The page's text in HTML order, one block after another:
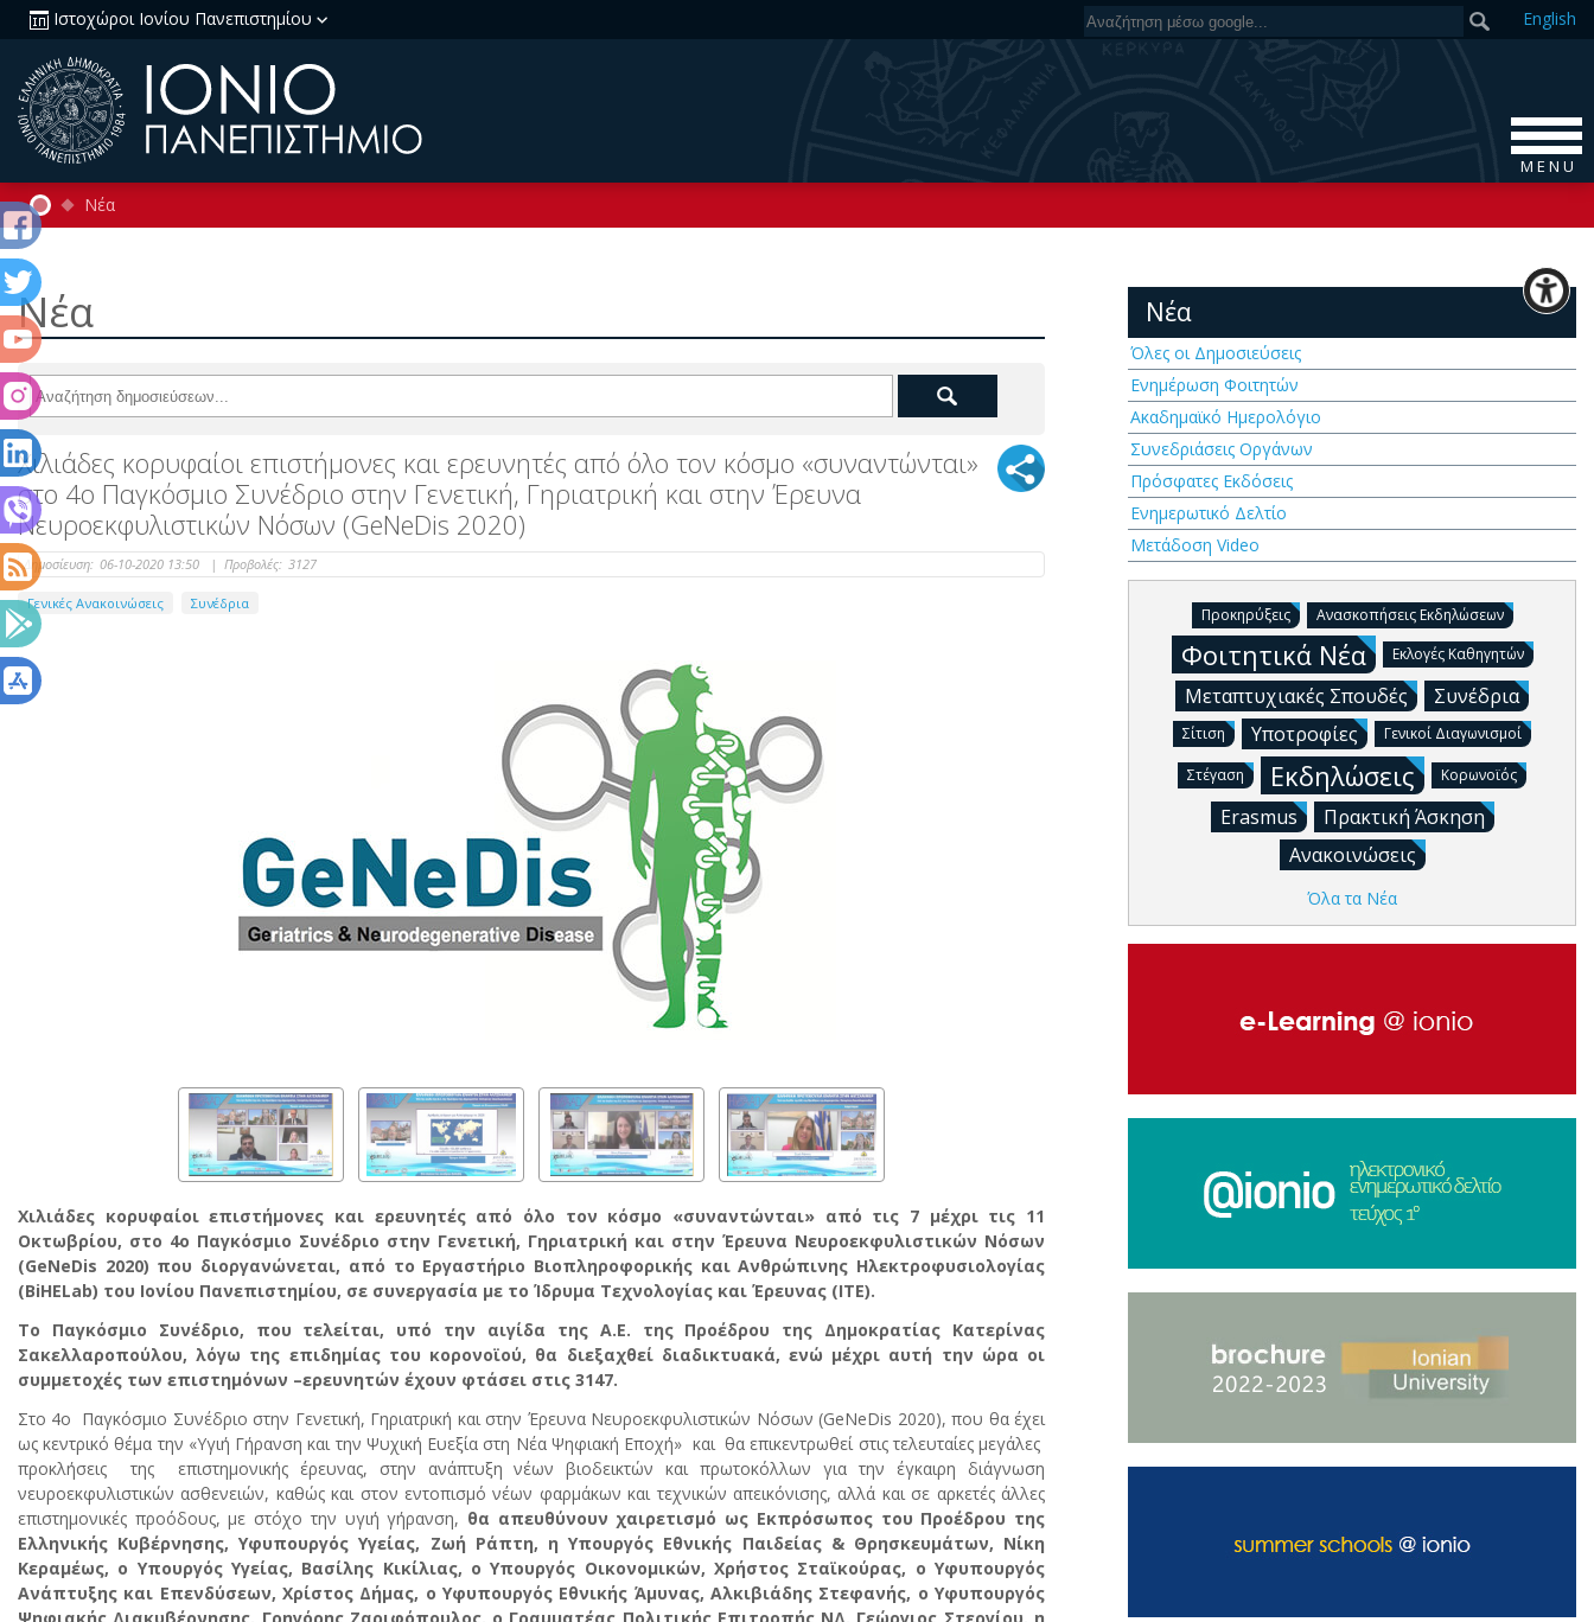
Ιστοχώροι Ιονίου Πανεπιστημίου English
M E N U
Νέα
Νέα
Χιλιάδες κορυφαίοι επιστήμονες και ερευνητές από όλο τον κόσμο «συναντώνται»
στο 4ο Παγκόσμιο Συνέδριο στην Γενετική, Γηριατρική και στην Έρευνα
Νευροεκφυλιστικών Νόσων (GeNeDis 2020)
Δημοσίευση: 06-10-2020 13:50 | Προβολές: 3127
Γενικές Ανακοινώσεις Συνέδρια
Χιλιάδες κορυφαίοι επιστήμονες και ερευνητές από όλο τον κόσμο «συναντώνται» από τις 7 μέχρι τις 11
Οκτωβρίου, στο 4ο Παγκόσμιο Συνέδριο στην Γενετική, Γηριατρική και στην Έρευνα Νευροεκφυλιστικών Νόσων
(GeNeDis 2020) που διοργανώνεται, από το Εργαστήριο Βιοπληροφορικής και Ανθρώπινης Ηλεκτροφυσιολογίας
(BiHELab) του Ιονίου Πανεπιστημίου, σε συνεργασία με το Ίδρυμα Τεχνολογίας και Έρευνας (ΙΤΕ).
Το Παγκόσμιο Συνέδριο, που τελείται, υπό την αιγίδα της Α.Ε. της Προέδρου της Δημοκρατίας Κατερίνας
Σακελλαροπούλου, λόγω της επιδημίας του κορονοϊού, θα διεξαχθεί διαδικτυακά, ενώ μέχρι αυτή την ώρα οι
συμμετοχές των επιστημόνων –ερευνητών έχουν φτάσει στις 3147.
Στο 4ο Παγκόσμιο Συνέδριο στην Γενετική, Γηριατρική και στην Έρευνα Νευροεκφυλιστικών Νόσων (GeNeDis 2020), που θα έχει
ως κεντρικό θέμα την «Υγιή Γήρανση και την Ψυχική Ευεξία στη Νέα Ψηφιακή Εποχή» και θα επικεντρωθεί στις τελευταίες μεγάλες
προκλήσεις της επιστημονικής έρευνας, στην ανάπτυξη νέων βιοδεικτών και πρωτοκόλλων για την έγκαιρη διάγνωση
νευροεκφυλιστικών ασθενειών, καθώς και στον εντοπισμό νέων φαρμάκων και τεχνικών απεικόνισης, αλλά και σε αρκετές άλλες
επιστημονικές προόδους, με στόχο την υγιή γήρανση, θα απευθύνουν χαιρετισμό ως Εκπρόσωπος του Προέδρου της
Ελληνικής Κυβέρνησης, Υφυπουργός Υγείας, Ζωή Ράπτη, η Υπουργός Εθνικής Παιδείας & Θρησκευμάτων, Νίκη
Κεραμέως, ο Υπουργός Υγείας, Βασίλης Κικίλιας, ο Υπουργός Οικονομικών, Χρήστος Σταϊκούρας, ο Υφυπουργός
Ανάπτυξης και Επενδύσεων, Χρίστος Δήμας, ο Υφυπουργός Εθνικής Άμυνας, Αλκιβιάδης Στεφανής, ο Υφυπουργός
Νέα
Όλες οι Δημοσιεύσεις
Ενημέρωση Φοιτητών
Ακαδημαϊκό Ημερολόγιο
Συνεδριάσεις Οργάνων
Πρόσφατες Εκδόσεις
Ενημερωτικό Δελτίο
Μετάδοση Video
Προκηρύξεις Ανασκοπήσεις Εκδηλώσεων
Φοιτητικά Νέα Εκλογές Καθηγητών
Μεταπτυχιακές Σπουδές Συνέδρια
Σίτιση Υποτροφίες Γενικοί Διαγωνισμοί
Στέγαση Εκδηλώσεις Κορωνοϊός
Erasmus
Πρακτική Άσκηση
Ανακοινώσεις
Όλα τα Νέα